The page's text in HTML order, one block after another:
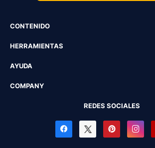
CONTENIDO
HERRAMIENTAS
AYUDA
COMPANY
REDES SOCIALES